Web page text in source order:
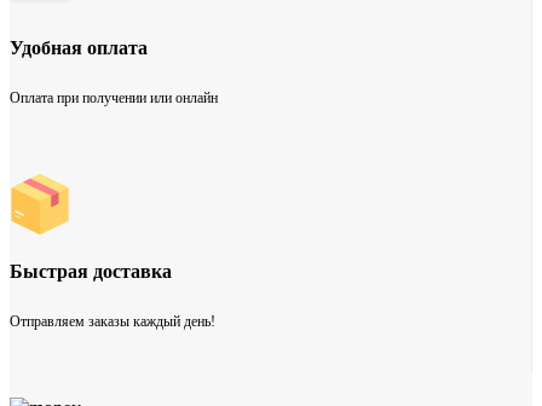
Удобная оплата
Оплата при получении или онлайн
Быстрая доставка
Отправляем заказы каждый день!